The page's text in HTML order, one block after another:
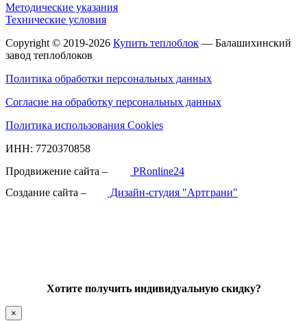
Методические указания
Технические условия
Copyright © 2019-2026 Купить теплоблок — Балашихинский
завод теплоблоков
Политика обработки персональных данных
Согласие на обработку персональных данных
Политика использования Cookies
ИНН: 7720370858
Продвижение сайта –
PRonline24
Создание сайта –
Дизайн-студия "Артграни"
Хотите получить индивидуальную скидку?
×